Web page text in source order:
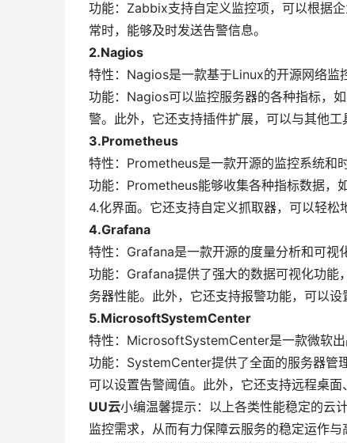
功能：Zabbix支持自定义监控项，可以根据
常时，能够及时发送告警信息。
2.Nagios
特性：Nagios是一款基于Linux的开源网络监
功能：Nagios可以监控服务器的各种指标，
警。此外，它还支持插件扩展，可以与其他工
3.Prometheus
特性：Prometheus是一款开源的监控系统和
功能：Prometheus能够收集各种指标数据，
4.化界面。它还支持自定义抓取器，可以轻松
4.Grafana
特性：Grafana是一款开源的度量分析和可视
功能：Grafana提供了强大的数据可视化功能
务器性能。此外，它还支持报警功能，可以设
5.MicrosoftSystemCenter
特性：MicrosoftSystemCenter是一款微软出
功能：SystemCenter提供了全面的服务器管
可以设置告警阈值。此外，它还支持远程桌面
UU云小编温馨提示：以上各类性能稳定的云
监控需求，从而有力保障云服务的稳定运作